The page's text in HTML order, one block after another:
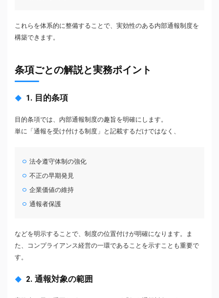
これらを体系的に整備することで、実効性のある内部通報制度を
構築できます。
条項ごとの解説と実務ポイント
1. 目的条項
目的条項では、内部通報制度の趣旨を明確にします。
単に「通報を受け付ける制度」と記載するだけではなく、
法令遵守体制の強化
不正の早期発見
企業価値の維持
通報者保護
などを明示することで、制度の位置付けが明確になります。ま
た、コンプライアンス経営の一環であることを示すことも重要で
す。
2. 通報対象の範囲